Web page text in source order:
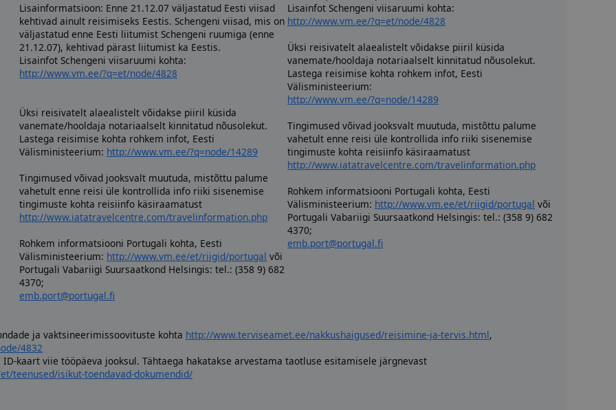
Lisainformatsioon: Enne 21.12.07 väljastatud Eesti viisad
kehtivad ainult reisimiseks Eestis. Schengeni viisad, mis on
väljastatud enne Eesti liitumist Schengeni ruumiga (enne
21.12.07), kehtivad pärast liitumist ka Eestis.
Lisainfot Schengeni viisaruumi kohta:
http://www.vm.ee/?q=et/node/4828
Üksi reisivatelt alaealistelt võidakse piiril küsida
vanemate/hooldaja notariaalselt kinnitatud nõusolekut.
Lastega reisimise kohta rohkem infot, Eesti
Välisministeerium: http://www.vm.ee/?q=node/14289
Tingimused võivad jooksvalt muutuda, mistõttu palume
vahetult enne reisi üle kontrollida info riiki sisenemise
tingimuste kohta reisiinfo käsiraamatust
http://www.iatatravelcentre.com/travelinformation.php
Rohkem informatsiooni Portugali kohta, Eesti
Välisministeerium: http://www.vm.ee/et/riigid/portugal või
Portugali Vabariigi Suursaatkond Helsingis: tel.: (358 9) 682
4370;
emb.port@portugal.fi
Lisainfot Schengeni viisaruumi kohta:
http://www.vm.ee/?q=et/node/4828
Üksi reisivatelt alaealistelt võidakse piiril küsida
vanemate/hooldaja notariaalselt kinnitatud nõusolekut.
Lastega reisimise kohta rohkem infot, Eesti
Välisministeerium:
http://www.vm.ee/?q=node/14289
Tingimused võivad jooksvalt muutuda, mistõttu palume
vahetult enne reisi üle kontrollida info riiki sisenemise
tingimuste kohta reisiinfo käsiraamatust
http://www.iatatravelcentre.com/travelinformation.php
Rohkem informatsiooni Portugali kohta, Eesti
Välisministeerium: http://www.vm.ee/et/riigid/portugal või
Portugali Vabariigi Suursaatkond Helsingis: tel.: (358 9) 682
4370;
emb.port@portugal.fi
ja vaktsineerimissoovituste kohta http://www.terviseamet.ee/nakkushaigused/reisimine-ja-tervis.html,
4832
kaart viie tööpäeva jooksul. Tähtaega hakatakse arvestama taotluse esitamisele järgnevast
teenused/isikut-toendavad-dokumendid/